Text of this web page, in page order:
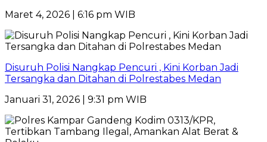
Maret 4, 2026 | 6:16 pm WIB
Disuruh Polisi Nangkap Pencuri , Kini Korban Jadi
Tersangka dan Ditahan di Polrestabes Medan
Januari 31, 2026 | 9:31 pm WIB